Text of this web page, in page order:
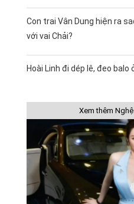
Con trai Vân Dung hiện ra
với vai Chải?
Hoài Linh đi dép lê, đeo balo
Xem thêm